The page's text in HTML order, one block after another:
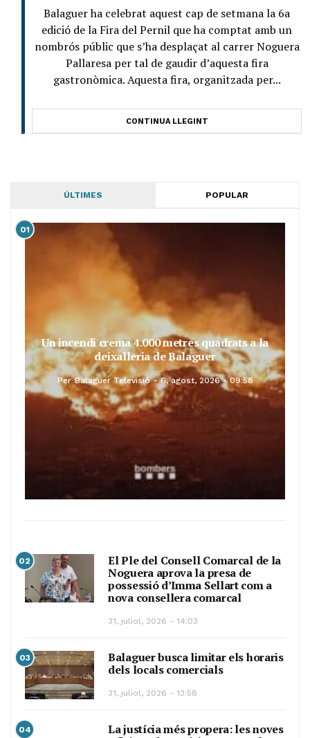
Balaguer ha celebrat aquest cap de setmana la 6a
edició de la Fira del Pernil que ha comptat amb un
nombrós públic que s’ha desplaçat al carrer Noguera
Pallaresa per tal de gaudir d’aquesta fira
gastronòmica. Aquesta fira, organitzada per...
CONTINUA LLEGINT
ÚLTIMES POPULAR
01
Un incendi crema 4.000 metres quadrats a la
deixalleria de Balaguer
Per Balaguer Televisió 6, agost, 2026 - 09:58
02
El Ple del Consell Comarcal de la
Noguera aprova la presa de
possessió d’Imma Sellart com a
nova consellera comarcal
31, juliol, 2026 - 14:03
03
Balaguer busca limitar els horaris
dels locals comercials
31, juliol, 2026 - 13:58
04
La justícia més propera: les noves